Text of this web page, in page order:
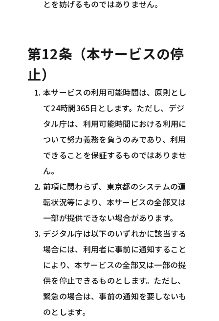
とを妨げるものではありません。
第12条（本サービスの停
止）
本サービスの利用可能時間は、原則とし
て24時間365日とします。ただし、デジ
タル庁は、利用可能時間における利用に
ついて努力義務を負うのみであり、利用
できることを保証するものではありませ
ん。
前項に関わらず、東京都のシステムの運
転状況等により、本サービスの全部又は
一部が提供できない場合があります。
デジタル庁は以下のいずれかに該当する
場合には、利用者に事前に通知すること
により、本サービスの全部又は一部の提
供を停止できるものとします。ただし、
緊急の場合は、事前の通知を要しないも
のとします。